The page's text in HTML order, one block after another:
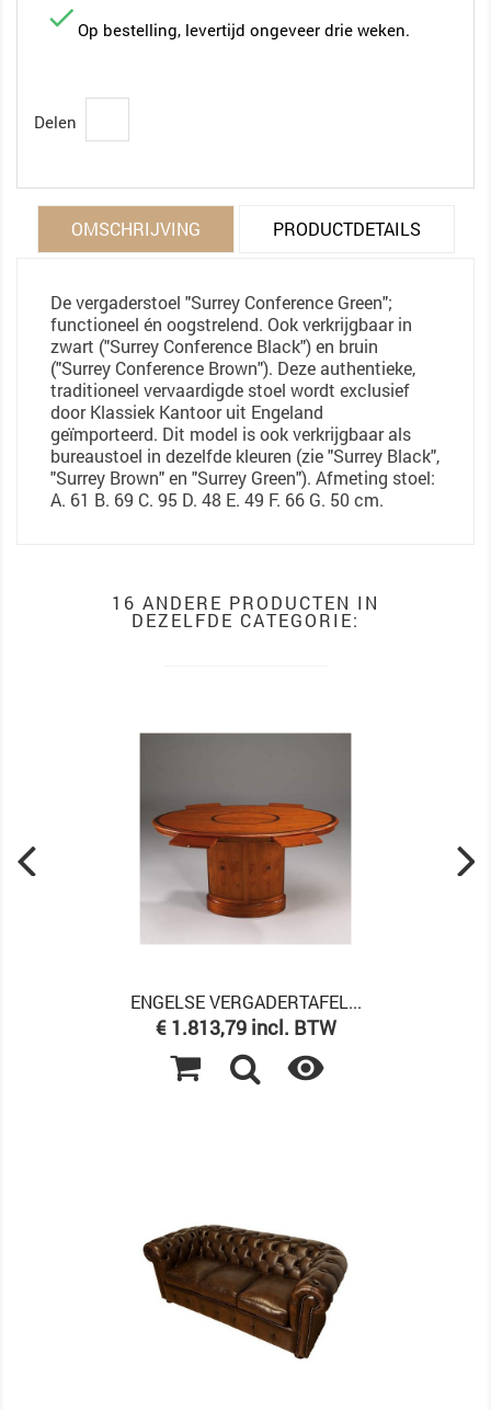
 Op bestelling, levertijd ongeveer drie weken.
Delen
OMSCHRIJVING PRODUCTDETAILS
De vergaderstoel "Surrey Conference Green";
functioneel én oogstrelend. Ook verkrijgbaar in
zwart ("Surrey Conference Black") en bruin
("Surrey Conference Brown"). Deze authentieke,
traditioneel vervaardigde stoel wordt exclusief
door Klassiek Kantoor uit Engeland
geïmporteerd. Dit model is ook verkrijgbaar als
bureaustoel in dezelfde kleuren (zie "Surrey Black",
"Surrey Brown" en "Surrey Green"). Afmeting stoel:
A. 61 B. 69 C. 95 D. 48 E. 49 F. 66 G. 50 cm.
16 ANDERE PRODUCTEN IN
DEZELFDE CATEGORIE:
ENGELSE VERGADERTAFEL...
Prijs
€ 1.813,79 incl. BTW
